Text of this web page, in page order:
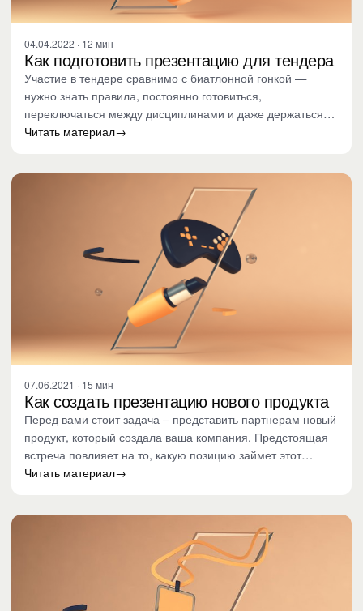
04.04.2022 · 12 мин
Как подготовить презентацию для тендера
Участие в тендере сравнимо с биатлонной гонкой —
нужно знать правила, постоянно готовиться,
переключаться между дисциплинами и даже держаться
перед камерой. Мало быть…
Читать материал→
07.06.2021 · 15 мин
Как создать презентацию нового продукта
Перед вами стоит задача – представить партнерам новый
продукт, который создала ваша компания. Предстоящая
встреча повлияет на то, какую позицию займет этот
продукт на…
Читать материал→